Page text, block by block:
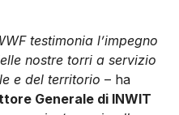
testimonia l’impegno
nostre torri a servizio
e del territorio – ha
Generale di INWIT